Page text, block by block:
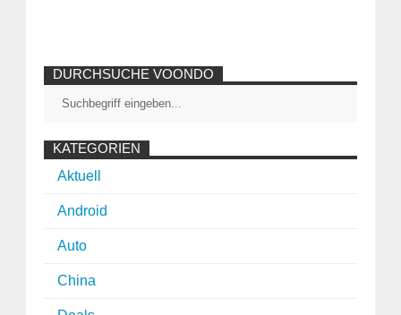
DURCHSUCHE VOONDO
KATEGORIEN
Aktuell
Android
Auto
China